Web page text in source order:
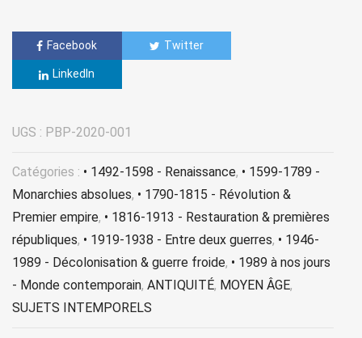
Facebook Twitter
LinkedIn
UGS : PBP-2020-001
Catégories : • 1492-1598 - Renaissance, • 1599-1789 -
Monarchies absolues, • 1790-1815 - Révolution &
Premier empire, • 1816-1913 - Restauration & premières
républiques, • 1919-1938 - Entre deux guerres, • 1946-
1989 - Décolonisation & guerre froide, • 1989 à nos jours
- Monde contemporain, ANTIQUITÉ, MOYEN ÂGE,
SUJETS INTEMPORELS